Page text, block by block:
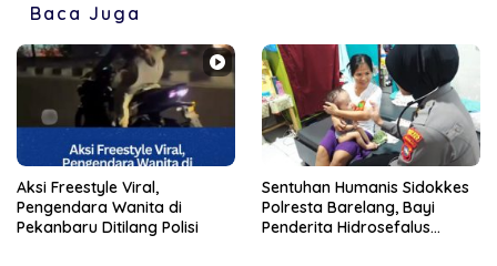
Baca Juga
Aksi Freestyle Viral,
Pengendara Wanita di
Pekanbaru Ditilang Polisi
Sentuhan Humanis Sidokkes
Polresta Barelang, Bayi
Penderita Hidrosefalus